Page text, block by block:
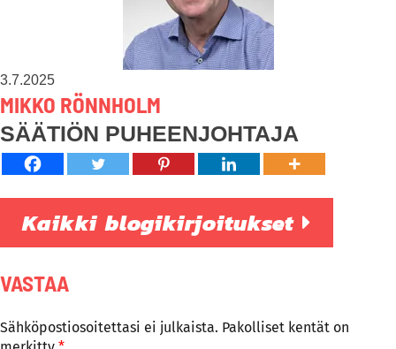
3.7.2025
MIKKO RÖNNHOLM
SÄÄTIÖN PUHEENJOHTAJA
Kaikki blogikirjoitukset
VASTAA
Sähköpostiosoitettasi ei julkaista. Pakolliset kentät on